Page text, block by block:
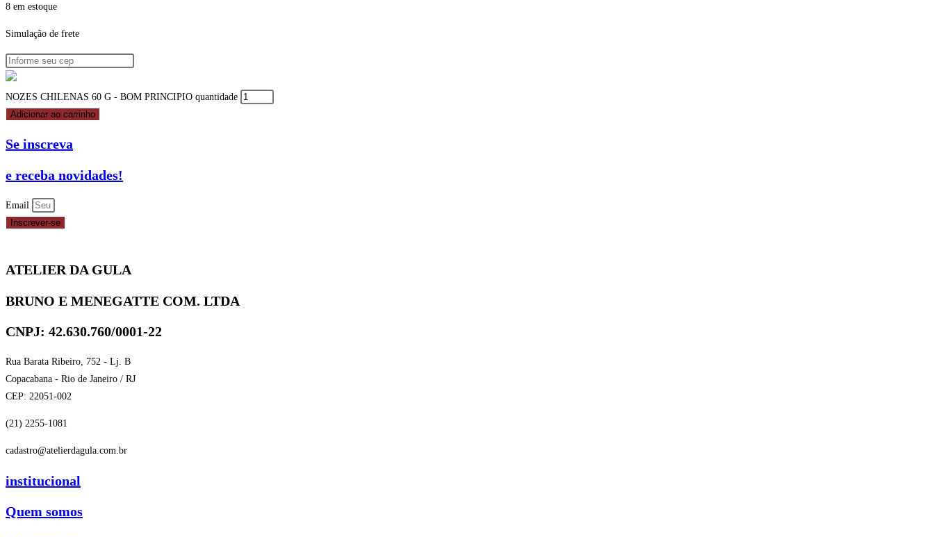
8 em estoque
Simulação de frete
NOZES CHILENAS 60 G - BOM PRINCIPIO quantidade
Adicionar ao carrinho
Se inscreva
e receba novidades!
Email
Inscrever-se
ATELIER DA GULA
BRUNO E MENEGATTE COM. LTDA
CNPJ: 42.630.760/0001-22
Rua Barata Ribeiro, 752 - Lj. B
Copacabana - Rio de Janeiro / RJ
CEP: 22051-002
(21) 2255-1081
cadastro@atelierdagula.com.br
institucional
Quem somos